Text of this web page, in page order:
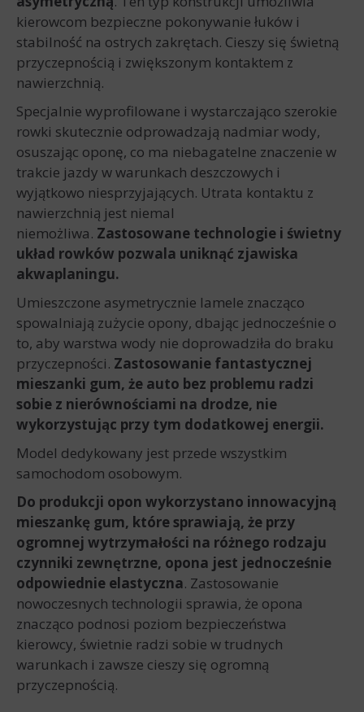
kierowcom bezpieczne pokonywanie łuków i
stabilność na ostrych zakrętach. Cieszy się świetną
przyczepnością i zwiększonym kontaktem z
nawierzchnią.
Specjalnie wyprofilowane i wystarczająco szerokie
rowki skutecznie odprowadzają nadmiar wody,
osuszając oponę, co ma niebagatelne znaczenie w
trakcie jazdy w warunkach deszczowych i
wyjątkowo niesprzyjających. Utrata kontaktu z
nawierzchnią jest niemal
niemożliwa. Zastosowane technologie i świetny
układ rowków pozwala uniknąć zjawiska
akwaplaningu.
Umieszczone asymetrycznie lamele znacząco
spowalniają zużycie opony, dbając jednocześnie o
to, aby warstwa wody nie doprowadziła do braku
przyczepności. Zastosowanie fantastycznej
mieszanki gum, że auto bez problemu radzi
sobie z nierównościami na drodze, nie
wykorzystując przy tym dodatkowej energii.
Model dedykowany jest przede wszystkim
samochodom osobowym.
Do produkcji opon wykorzystano innowacyjną
mieszankę gum, które sprawiają, że przy
ogromnej wytrzymałości na różnego rodzaju
czynniki zewnętrzne, opona jest jednocześnie
odpowiednie elastyczna. Zastosowanie
nowoczesnych technologii sprawia, że opona
znacząco podnosi poziom bezpieczeństwa
kierowcy, świetnie radzi sobie w trudnych
warunkach i zawsze cieszy się ogromną
przyczepnością.